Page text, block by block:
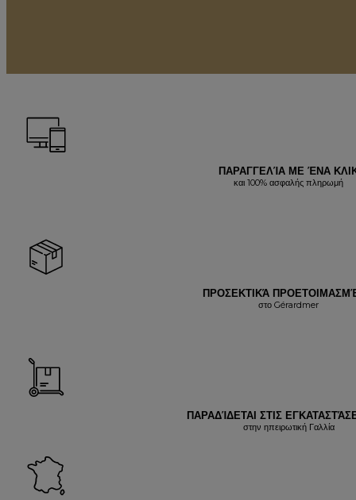
ΠΑΡΑΓΓΕΛΊΑ ΜΕ ΈΝΑ
και 100% ασφαλής πληρωμή
ΠΡΟΣΕΚΤΙΚΆ
στο Gérardmer
ΠΑΡΑΔΊΔΕΤΑΙ ΣΤΙΣ
στην ηπειρωτική Γαλλία